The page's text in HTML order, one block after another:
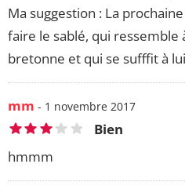
Ma suggestion : La
faire le sablé, qui ressemble
bretonne et qui se sufffit à
mm - 1 novembre 2017
Bien
hmmm